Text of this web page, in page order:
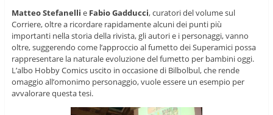
Matteo Stefanelli e Fabio Gadducci, curatori del volume sul
Corriere, oltre a ricordare rapidamente alcuni dei punti più
importanti nella storia della rivista, gli autori e i personaggi, vanno
oltre, suggerendo come l’approccio al fumetto dei Superamici possa
rappresentare la naturale evoluzione del fumetto per bambini oggi.
L’albo Hobby Comics uscito in occasione di Bilbolbul, che rende
omaggio all’omonimo personaggio, vuole essere un esempio per
avvalorare questa tesi.